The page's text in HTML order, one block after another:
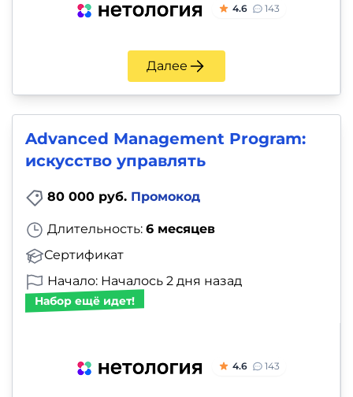
4.6 143
Далее
Advanced Management Program:
искусство управлять
80 000 руб. Промокод
Длительность: 6 месяцев
Сертификат
Начало: Началось 2 дня назад
Набор ещё идет!
4.6 143